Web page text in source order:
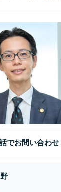
でお問い合わせ